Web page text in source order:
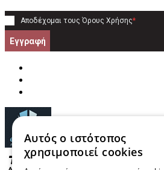
Αποδέχομαι τους Όρους Χρήσης*
Εγγραφή
Αυτός ο ιστότοπος
χρησιμοποιεί cookies